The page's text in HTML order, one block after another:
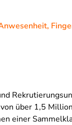
,
über 1,5
einer